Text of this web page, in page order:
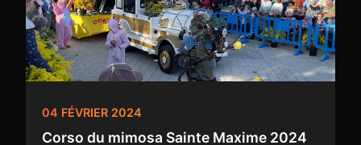
04 FÉVRIER 2024
Corso du mimosa Sainte Maxime 2024